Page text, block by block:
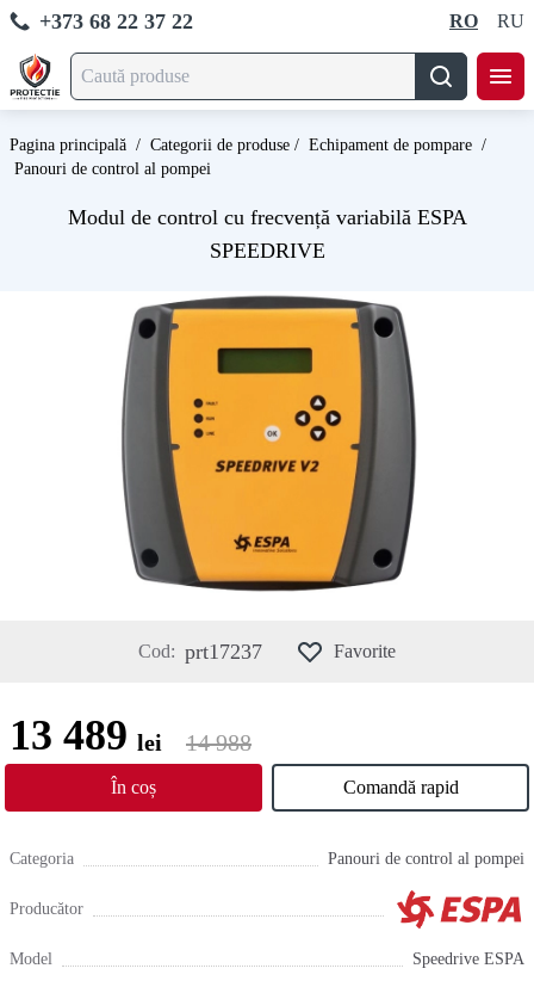
+373 68 22 37 22 RO RU
Pagina principală / Categorii de produse / Echipament de pompare /
Panouri de control al pompei
Modul de control cu frecvență variabilă ESPA
SPEEDRIVE
Cod: prt17237 Favorite
13 489 lei 14 988
În coș Comandă rapid
Categoria Panouri de control al pompei
Producător
Model Speedrive ESPA